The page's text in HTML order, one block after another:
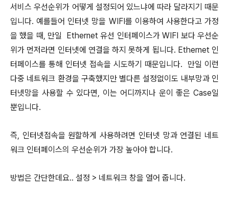
서비스 우선순위가 어떻게 설정되어 있느냐에 따라 달라지기 때문
입니다. 예를들어 인터넷 망을 WIFI를 이용하여 사용한다고 가정
을 했을 때, 만일 Ethernet 유선 인터페이스가 WIFI 보다 우선순
위가 먼저라면 인터넷에 연결을 하지 못하게 됩니다. Ethernet 인
터페이스를 통해 인터넷 접속을 시도하기 때문입니다. 만일 이런
다중 네트워크 환경을 구축했지만 별다른 설정없이도 내부망과 인
터넷망을 사용할 수 있다면, 이는 어디까지나 운이 좋은 Case일
뿐입니다.
즉, 인터넷접속을 원할하게 사용하려면 인터넷 망과 연결된 네트
워크 인터페이스의 우선순위가 가장 높아야 합니다.
방법은 간단한데요.. 설정 > 네트워크 창을 열어 줍니다.